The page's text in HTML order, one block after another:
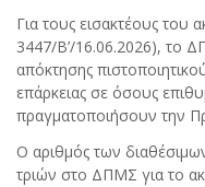
Για τους εισακτέους του
3447/Β’/16.06.2026), το
απόκτησης
επάρκειας σε όσους
πραγματοποιήσουν την
Ο αριθμός των
τριών στο ΔΠΜΣ για το